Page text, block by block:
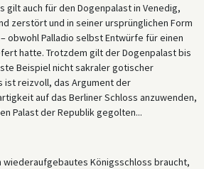
gilt auch für den Dogenpalast in Venedig,
zerstört und in seiner ursprünglichen Form
obwohl Palladio selbst Entwürfe für einen
hatte. Trotzdem gilt der Dogenpalast bis
Beispiel nicht sakraler gotischer
ist reizvoll, das Argument der
auf das Berliner Schloss anzuwenden,
Palast der Republik gegolten...
wiederaufgebautes Königsschloss braucht,